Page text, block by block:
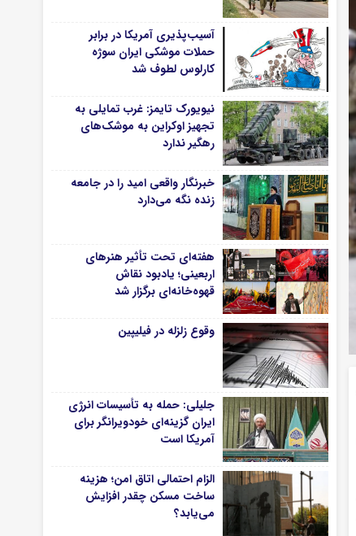
آسیب‌پذیری آمریکا در برابر
حملات موشکی ایران سوژه
کارلوس لطوف شد
نیویورک تایمز: غرب تمایلی به
تجهیز اوکراین به موشک‌های
رهگیر ندارد
خبرنگار واقعی امید را در جامعه
زنده نگه می‌دارد
هفته‌ای تحت تأثیر هنرهای
اربعینی؛ یادبود نقاش
قهوه‌خانه‌ای برگزار شد
وقوع زلزله در فیلیپین
جلیلی: حمله به تأسیسات انرژی
ایران گزینه‌ای خودویرانگر برای
آمریکا است
الزام احتمالی اتاق امن؛ هزینه
ساخت مسکن چقدر افزایش
می‌یابد؟